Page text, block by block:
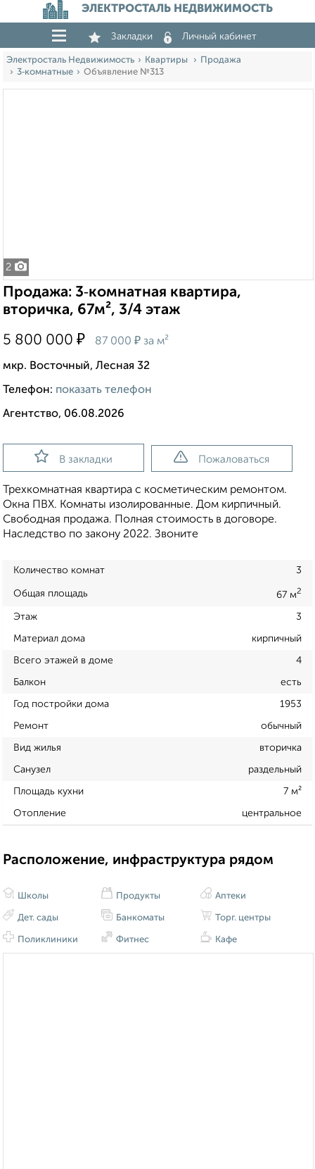
ЭЛЕКТРОСТАЛЬ НЕДВИЖИМОСТЬ
Закладки Личный кабинет
Электросталь Недвижимость Квартиры
Продажа
3‑комнатные
Объявление №313
2
Продажа: 3‑комнатная квартира,
вторичка, 67м², 3/4 этаж
5 800 000 ₽ 87 000 ₽ за м²
мкр. Восточный, Лесная 32
Телефон: показать телефон
Агентство, 06.08.2026
В закладки Пожаловаться
Трехкомнатная квартира с косметическим ремонтом.
Окна ПВХ. Комнаты изолированные. Дом кирпичный.
Свободная продажа. Полная стоимость в договоре.
Наследство по закону 2022. Звоните
Количество комнат 3
Общая площадь 67 м2
Этаж 3
Материал дома кирпичный
Всего этажей в доме 4
Балкон есть
Год постройки дома 1953
Ремонт обычный
Вид жилья вторичка
Санузел раздельный
Площадь кухни 7 м²
Отопление центральное
Расположение, инфраструктура рядом
Школы
Дет. сады
Поликлиники
Продукты
Банкоматы
Фитнес
Аптеки
Торг. центры
Кафе